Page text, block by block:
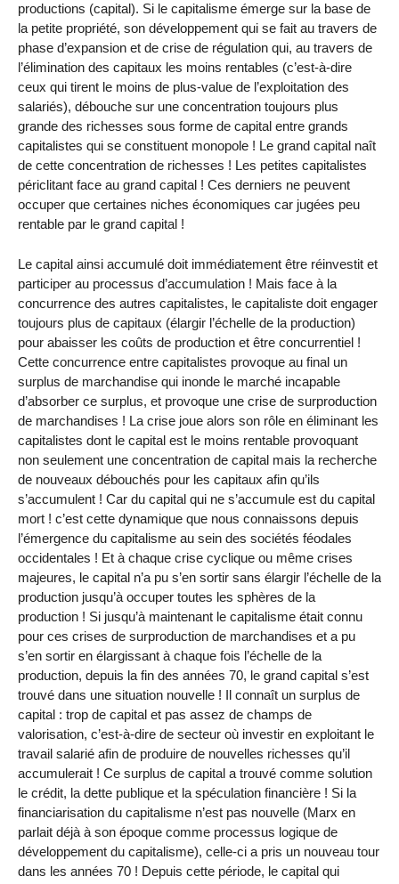
productions (capital). Si le capitalisme émerge sur la base de
la petite propriété, son développement qui se fait au travers de
phase d’expansion et de crise de régulation qui, au travers de
l’élimination des capitaux les moins rentables (c’est-à-dire
ceux qui tirent le moins de plus-value de l’exploitation des
salariés), débouche sur une concentration toujours plus
grande des richesses sous forme de capital entre grands
capitalistes qui se constituent monopole ! Le grand capital naît
de cette concentration de richesses ! Les petites capitalistes
périclitant face au grand capital ! Ces derniers ne peuvent
occuper que certaines niches économiques car jugées peu
rentable par le grand capital !
Le capital ainsi accumulé doit immédiatement être réinvestit et
participer au processus d’accumulation ! Mais face à la
concurrence des autres capitalistes, le capitaliste doit engager
toujours plus de capitaux (élargir l’échelle de la production)
pour abaisser les coûts de production et être concurrentiel !
Cette concurrence entre capitalistes provoque au final un
surplus de marchandise qui inonde le marché incapable
d’absorber ce surplus, et provoque une crise de surproduction
de marchandises ! La crise joue alors son rôle en éliminant les
capitalistes dont le capital est le moins rentable provoquant
non seulement une concentration de capital mais la recherche
de nouveaux débouchés pour les capitaux afin qu’ils
s’accumulent ! Car du capital qui ne s’accumule est du capital
mort ! c’est cette dynamique que nous connaissons depuis
l’émergence du capitalisme au sein des sociétés féodales
occidentales ! Et à chaque crise cyclique ou même crises
majeures, le capital n’a pu s’en sortir sans élargir l’échelle de la
production jusqu’à occuper toutes les sphères de la
production ! Si jusqu’à maintenant le capitalisme était connu
pour ces crises de surproduction de marchandises et a pu
s’en sortir en élargissant à chaque fois l’échelle de la
production, depuis la fin des années 70, le grand capital s’est
trouvé dans une situation nouvelle ! Il connaît un surplus de
capital : trop de capital et pas assez de champs de
valorisation, c’est-à-dire de secteur où investir en exploitant le
travail salarié afin de produire de nouvelles richesses qu’il
accumulerait ! Ce surplus de capital a trouvé comme solution
le crédit, la dette publique et la spéculation financière ! Si la
financiarisation du capitalisme n’est pas nouvelle (Marx en
parlait déjà à son époque comme processus logique de
développement du capitalisme), celle-ci a pris un nouveau tour
dans les années 70 ! Depuis cette période, le capital qui